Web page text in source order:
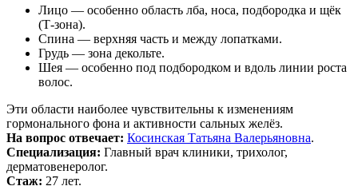
Лицо — особенно область лба, носа, подбородка и щёк
(Т-зона).
Спина — верхняя часть и между лопатками.
Грудь — зона декольте.
Шея — особенно под подбородком и вдоль линии роста
волос.
Эти области наиболее чувствительны к изменениям
гормонального фона и активности сальных желёз.
На вопрос отвечает: Косинская Татьяна Валерьяновна.
Специализация: Главный врач клиники, трихолог,
дерматовенеролог.
Стаж: 27 лет.